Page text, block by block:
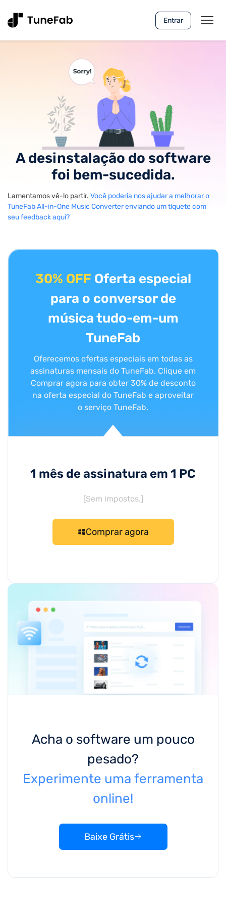
Entrar
A desinstalação do software
foi bem-sucedida.
Lamentamos vê-lo partir. Você poderia nos ajudar a melhorar o
TuneFab All-in-One Music Converter enviando um tíquete com
seu feedback aqui?
30% OFF Oferta especial
para o conversor de
música tudo-em-um
TuneFab
Oferecemos ofertas especiais em todas as
assinaturas mensais do TuneFab. Clique em
Comprar agora para obter 30% de desconto
na oferta especial do TuneFab e aproveitar
o serviço TuneFab.
1 mês de assinatura em 1 PC
[Sem impostos.]
Comprar agora
Acha o software um pouco
pesado?
Experimente uma ferramenta
online!
Baixe Grátis